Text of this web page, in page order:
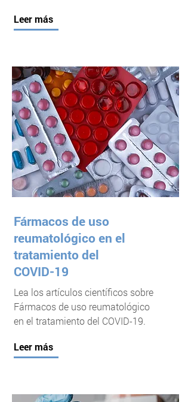
Leer más
Fármacos de uso
reumatológico en el
tratamiento del
COVID-19
Lea los artículos científicos sobre
Fármacos de uso reumatológico
en el tratamiento del COVID-19.
Leer más